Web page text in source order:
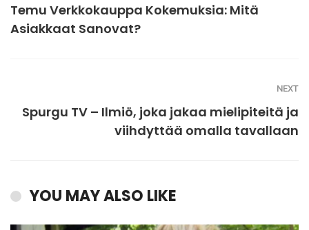
Temu Verkkokauppa Kokemuksia: Mitä
Asiakkaat Sanovat?
NEXT
Spurgu TV – Ilmiö, joka jakaa mielipiteitä ja
viihdyttää omalla tavallaan
YOU MAY ALSO LIKE